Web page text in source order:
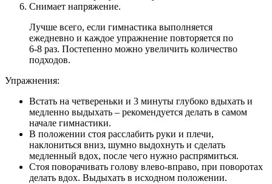
Снимает напряжение.
Лучше всего, если гимнастика выполняется
ежедневно и каждое упражнение повторяется по
6-8 раз. Постепенно можно увеличить количество
подходов.
Упражнения:
Встать на четвереньки и 3 минуты глубоко вдыхать и
медленно выдыхать – рекомендуется делать в самом
начале гимнастики.
В положении стоя расслабить руки и плечи,
наклониться вниз, шумно выдохнуть и сделать
медленный вдох, после чего нужно распрямиться.
Стоя поворачивать голову влево-вправо, при поворотах
делать вдох. Выдыхать в исходном положении.